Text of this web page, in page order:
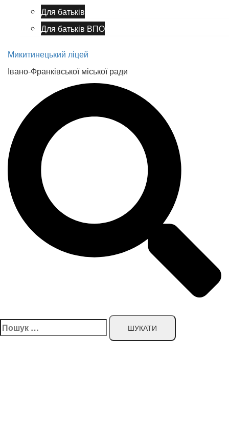
Для батьків
Для батьків ВПО
Микитинецький ліцей
Івано-Франківської міської ради
Пошук: